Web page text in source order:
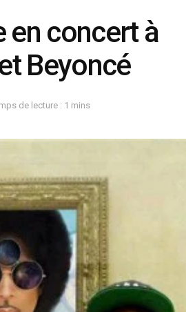
en concert à
Beyoncé
de lecture : 1 mins